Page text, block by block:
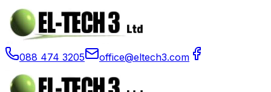
088 474 3205 office@eltech3.com